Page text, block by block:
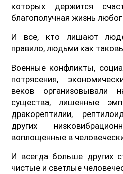
которых держится
благополучная жизнь
И все, кто лишают
правило, людьми как
Военные конфликты,
потрясения,
веков организовывали
существа, лишенные
дракорептилии,
других
воплощенные в
И всегда больше других
чистые и светлые